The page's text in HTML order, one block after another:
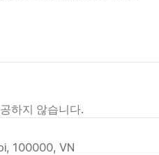
하지 않습니다.
100000, VN